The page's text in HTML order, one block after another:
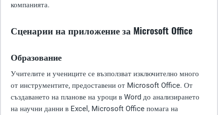
компанията.
Сценарии на приложение за Microsoft Office
Образование
Учителите и учениците се възползват изключително много
от инструментите, предоставени от Microsoft Office. От
създаването на планове на уроци в Word до анализирането
на научни данни в Excel, Microsoft Office помага на